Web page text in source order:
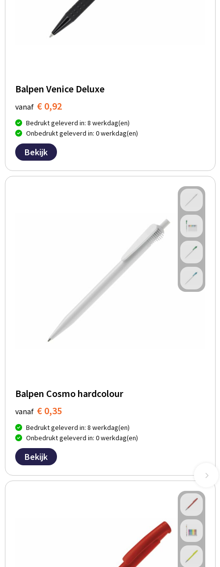
Balpen Venice Deluxe
vanaf € 0,92
Bedrukt geleverd in: 8 werkdag(en)
Onbedrukt geleverd in: 0 werkdag(en)
Bekijk
Balpen Cosmo hardcolour
vanaf € 0,35
Bedrukt geleverd in: 8 werkdag(en)
Onbedrukt geleverd in: 0 werkdag(en)
Bekijk